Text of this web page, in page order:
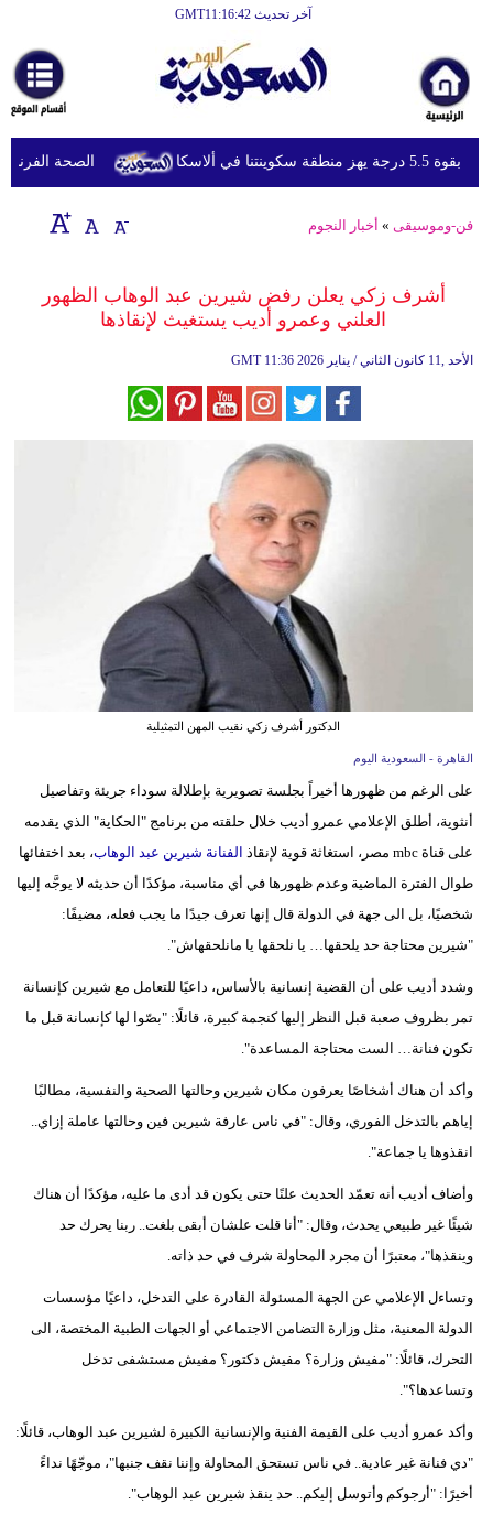
آخر تحديث GMT11:16:42
أخبارعاجلة
رياضة
ثقافة
إقتصاد
وموسيقى
علوم
وتكنولوجيا
بيئة
مدوَّنات
فيديو
الصحة الفرنسية منطقة سكوينتنا في ألاسكا
فن-وموسيقى » أخبار النجوم
أشرف زكي يعلن رفض شيرين عبد الوهاب الظهور
العلني وعمرو أديب يستغيث لإنقاذها
GMT 11:36 2026 الأحد ,11 كانون الثاني / يناير
الدكتور أشرف زكي نقيب المهن التمثيلية
القاهرة - السعودية اليوم
على الرغم من ظهورها أخيراً بجلسة تصويرية بإطلالة سوداء جريئة وتفاصيل
أنثوية، أطلق الإعلامي عمرو أديب خلال حلقته من برنامج "الحكاية" الذي يقدمه
على قناة mbc مصر، استغاثة قوية لإنقاذ
الفنانة شيرين عبد الوهاب، بعد اختفائها
طوال الفترة الماضية وعدم ظهورها في أي مناسبة، مؤكدًا أن حديثه لا يوجَّه إليها
شخصيًا، بل الى جهة في الدولة قال إنها تعرف جيدًا ما يجب فعله، مضيفًا:
"شيرين محتاجة حد يلحقها… يا نلحقها يا مانلحقهاش".
وشدد أديب على أن القضية إنسانية بالأساس، داعيًا للتعامل مع شيرين كإنسانة
تمر بظروف صعبة قبل النظر إليها كنجمة كبيرة، قائلًا: "بصّوا لها كإنسانة قبل ما
تكون فنانة… الست محتاجة المساعدة".
وأكد أن هناك أشخاصًا يعرفون مكان شيرين وحالتها الصحية والنفسية، مطالبًا
إياهم بالتدخل الفوري، وقال: "في ناس عارفة شيرين فين وحالتها عاملة إزاي..
انقذوها يا جماعة".
وأضاف أديب أنه تعمّد الحديث علنًا حتى يكون قد أدى ما عليه، مؤكدًا أن هناك
شيئًا غير طبيعي يحدث، وقال: "أنا قلت علشان أبقى بلغت.. ربنا يحرك حد
وينقذها"، معتبرًا أن مجرد المحاولة شرف في حد ذاته.
وتساءل الإعلامي عن الجهة المسئولة القادرة على التدخل، داعيًا مؤسسات
الدولة المعنية، مثل وزارة التضامن الاجتماعي أو الجهات الطبية المختصة، الى
التحرك، قائلًا: "مفيش وزارة؟ مفيش دكتور؟ مفيش مستشفى تدخل
وتساعدها؟".
وأكد عمرو أديب على القيمة الفنية والإنسانية الكبيرة لشيرين عبد الوهاب، قائلًا:
"دي فنانة غير عادية.. في ناس تستحق المحاولة وإننا نقف جنبها"، موجّهًا نداءً
أخيرًا: "أرجوكم وأتوسل إليكم.. حد ينقذ شيرين عبد الوهاب".